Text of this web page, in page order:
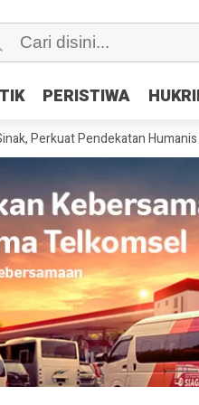
PERISTIWA
PERISTIWA
Pendekatan Humanis